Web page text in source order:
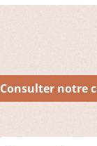
Consulter notre